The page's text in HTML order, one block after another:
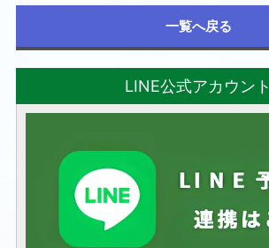
一覧へ戻る
LINE公式アカウント